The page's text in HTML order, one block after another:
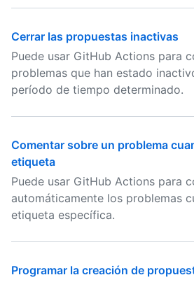
Cerrar las propuestas inactivas
Puede usar GitHub Actions para
problemas que han estado
período de tiempo determinado.
Comentar sobre un problema
etiqueta
Puede usar GitHub Actions para
automáticamente los problemas
etiqueta específica.
Programar la creación de